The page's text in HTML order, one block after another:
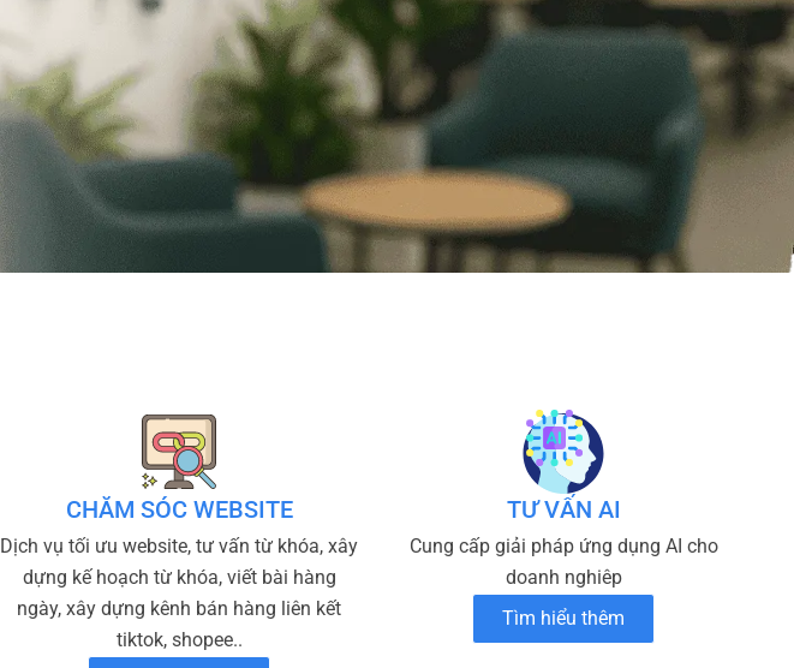
CHĂM SÓC WEBSITE
Dịch vụ tối ưu website, tư vấn từ khóa, xây
dựng kế hoạch từ khóa, viết bài hàng
ngày, xây dựng kênh bán hàng liên kết
tiktok, shopee..
TƯ VẤN AI
Cung cấp giải pháp ứng dụng AI cho
doanh nghiêp
Tìm hiểu thêm